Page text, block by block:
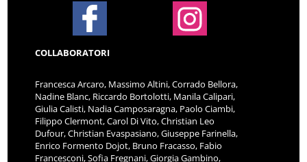
COLLABORATORI
Francesca Arcaro, Massimo Altini, Corrado Bellora,
Nadine Blanc, Riccardo Bortolotti, Manila Calipari,
Giulia Calisti, Nadia Camposaragna, Paolo Ciambi,
Filippo Clermont, Carol Di Vito, Christian Leo
Dufour, Christian Evaspasiano, Giuseppe Farinella,
Enrico Formento Dojot, Bruno Fracasso, Fabio
Francesconi, Sofia Fregnani, Giorgia Gambino,